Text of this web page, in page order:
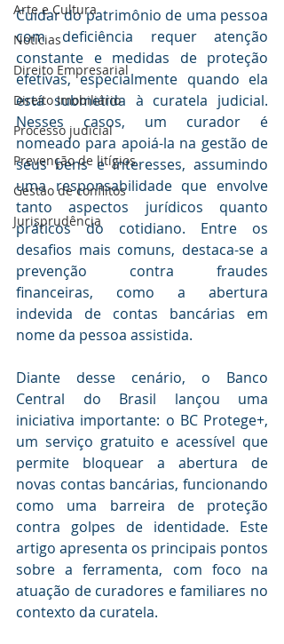
Arte e Cultura
Notícias
Direito Empresarial
Direito Imobiliário
Processo judicial
Prevenção de litígios
Gestāo de conflitos
Jurisprudência
Cuidar do patrimônio de uma pessoa
com deficiência requer atenção
constante e medidas de proteção
efetivas, especialmente quando ela
está submetida à curatela judicial.
Nesses casos, um curador é
nomeado para apoiá-la na gestão de
seus bens e interesses, assumindo
uma responsabilidade que envolve
tanto aspectos jurídicos quanto
práticos do cotidiano. Entre os
desafios mais comuns, destaca-se a
prevenção contra fraudes
financeiras, como a abertura
indevida de contas bancárias em
nome da pessoa assistida.
Diante desse cenário, o Banco
Central do Brasil lançou uma
iniciativa importante: o BC Protege+,
um serviço gratuito e acessível que
permite bloquear a abertura de
novas contas bancárias, funcionando
como uma barreira de proteção
contra golpes de identidade. Este
artigo apresenta os principais pontos
sobre a ferramenta, com foco na
atuação de curadores e familiares no
contexto da curatela.